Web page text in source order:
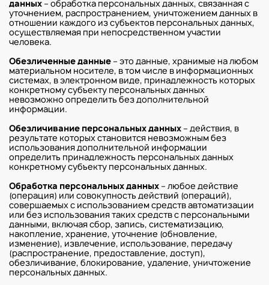
данных – обработка персональных данных, связанная с
уточнением, распространением, уничтожением данных в
отношении каждого из субъектов персональных данных,
осуществляемая при непосредственном участии
человека.
Обезличенные данные – это данные, хранимые на любом
материальном носителе, в том числе в информационных
системах, в электронном виде, принадлежность которых
конкретному субъекту персональных данных
невозможно определить без дополнительной
информации.
Обезличивание персональных данных – действия, в
результате которых становится невозможным без
использования дополнительной информации
определить принадлежность персональных данных
конкретному субъекту персональных данных.
Обработка персональных данных – любое действие
(операция) или совокупность действий (операций),
совершаемых с использованием средств автоматизации
или без использования таких средств с персональными
данными, включая сбор, запись, систематизацию,
накопление, хранение, уточнение (обновление,
изменение), извлечение, использование, передачу
(распространение, предоставление, доступ),
обезличивание, блокирование, удаление, уничтожение
персональных данных.